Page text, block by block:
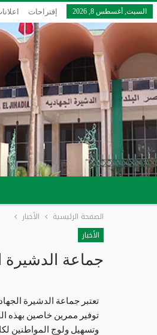
السبت, أغسطس 8, 2026 إقتراحات
الصفحة الرئيسية
الأخبار
الأخبار
جماعة الدشيرة
تعتبر جماعة الدشيرة
توفير ممرين خاصين بهذه
وتسهيل ولوج المواطنين